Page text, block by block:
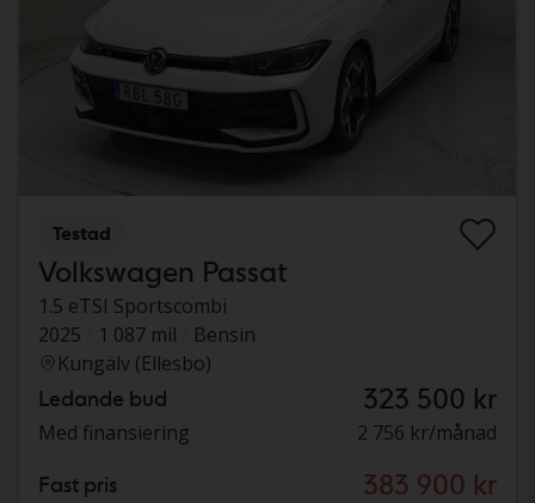
Testad
Volkswagen Passat
1.5 eTSI Sportscombi
2025
1 087 mil
Bensin
Kungälv (Ellesbo)
Ledande bud 323 500 kr
Med finansiering 2 756 kr/månad
Fast pris 383 900 kr